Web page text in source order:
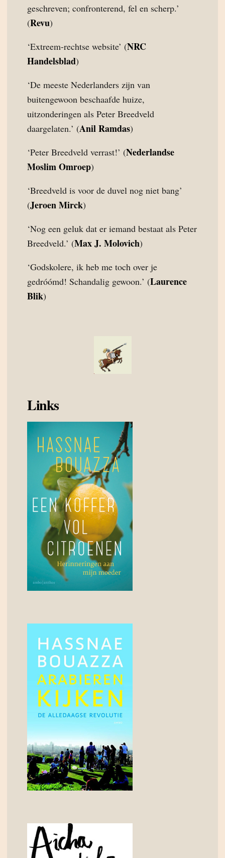
geschreven; confronterend, fel en scherp.’
(Revu)
‘Extreem-rechtse website’ (NRC
Handelsblad)
‘De meeste Nederlanders zijn van
buitengewoon beschaafde huize,
uitzonderingen als Peter Breedveld
daargelaten.’ (Anil Ramdas)
‘Peter Breedveld verrast!’ (Nederlandse
Moslim Omroep)
‘Breedveld is voor de duvel nog niet bang’
(Jeroen Mirck)
‘Nog een geluk dat er iemand bestaat als Peter
Breedveld.’ (Max J. Molovich)
‘Godskolere, ik heb me toch over je
gedróómd! Schandalig gewoon.’ (Laurence
Blik)
Links